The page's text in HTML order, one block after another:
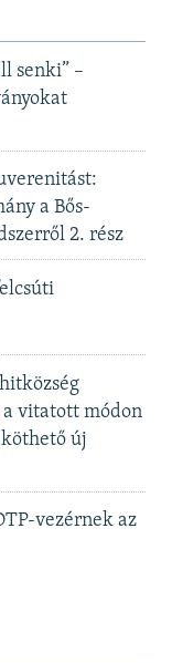
senki” –
a Bős-
2. rész
vitatott módon
új
vezérnek az